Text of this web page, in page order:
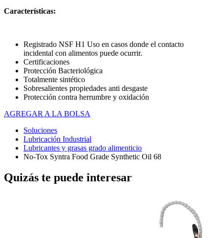
Características:
Registrado NSF H1 Uso en casos donde el contacto
incidental con alimentos puede ocurrir.
Certificaciones
Protección Bacteriológica
Totalmente sintético
Sobresalientes propiedades anti desgaste
Protección contra herrumbre y oxidación
AGREGAR A LA BOLSA
Soluciones
Lubricación Industrial
Lubricantes y grasas grado alimenticio
No-Tox Syntra Food Grade Synthetic Oil 68
Quizás te puede interesar